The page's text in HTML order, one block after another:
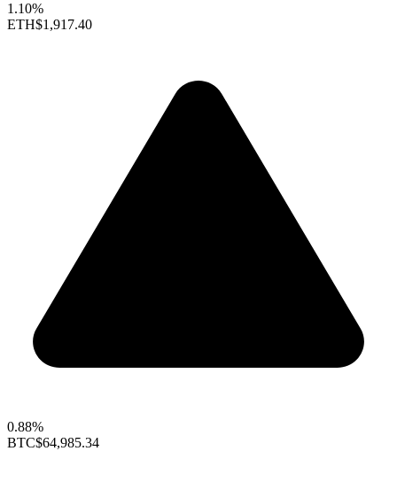
1.10%
ETH$1,917.40
0.88%
BTC$64,985.34